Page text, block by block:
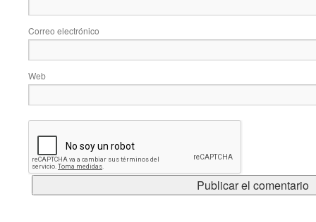
Correo electrónico
Web